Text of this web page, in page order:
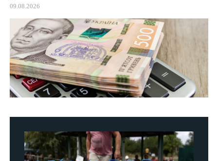
09.08.2026